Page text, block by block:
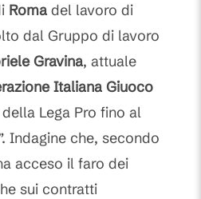
Roma del lavoro di
dal Gruppo di lavoro
Gravina, attuale
Italiana Giuoco
Lega Pro fino al
Indagine che, secondo
acceso il faro dei
sui contratti